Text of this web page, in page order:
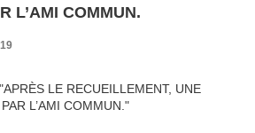
L’AMI COMMUN.